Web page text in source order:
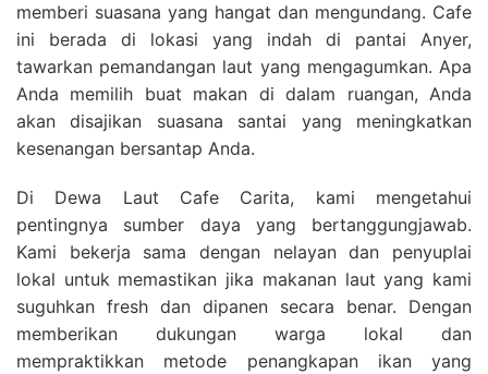
memberi suasana yang hangat dan mengundang. Cafe
ini berada di lokasi yang indah di pantai Anyer,
tawarkan pemandangan laut yang mengagumkan. Apa
Anda memilih buat makan di dalam ruangan, Anda
akan disajikan suasana santai yang meningkatkan
kesenangan bersantap Anda.
Di Dewa Laut Cafe Carita, kami mengetahui
pentingnya sumber daya yang bertanggungjawab.
Kami bekerja sama dengan nelayan dan penyuplai
lokal untuk memastikan jika makanan laut yang kami
suguhkan fresh dan dipanen secara benar. Dengan
memberikan dukungan warga lokal dan
mempraktikkan metode penangkapan ikan yang